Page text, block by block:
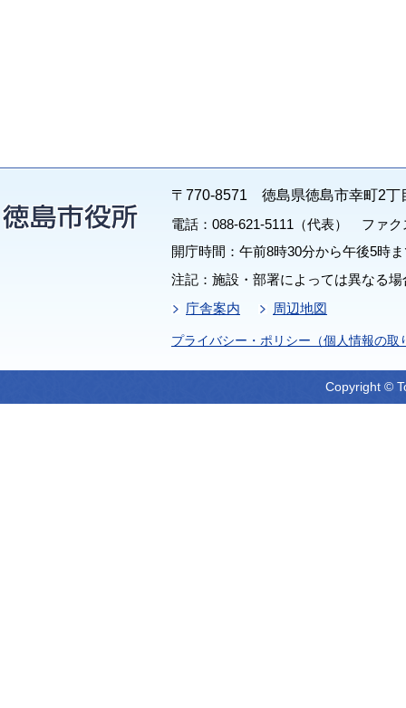
〒770-8571 徳島県徳島市幸町2丁
電話：088-621-5111（代表） ファク
開庁時間：午前8時30分から午後5時
注記：施設・部署によっては異なる
庁舎案内
周辺地図
プライバシー・ポリシー（個人情報の取
Copyright ©